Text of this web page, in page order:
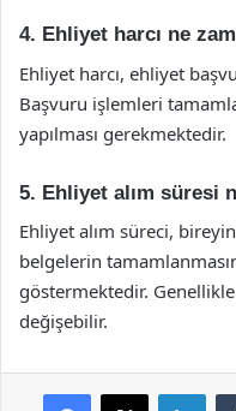
4. Ehliyet harcı ne
Ehliyet harcı, ehliyet
Başvuru işlemleri
yapılması gerekmektedir.
5. Ehliyet alım süresi
Ehliyet alım süreci,
belgelerin
göstermektedir.
değişebilir.
Facebook
X